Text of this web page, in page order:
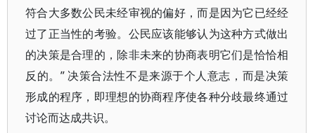
符合大多数公民未经审视的偏好，而是因为它已经经
过了正当性的考验。公民应该能够认为这种方式做出
的决策是合理的，除非未来的协商表明它们是恰恰相
反的。” 决策合法性不是来源于个人意志，而是决策
形成的程序，即理想的协商程序使各种分歧最终通过
讨论而达成共识。